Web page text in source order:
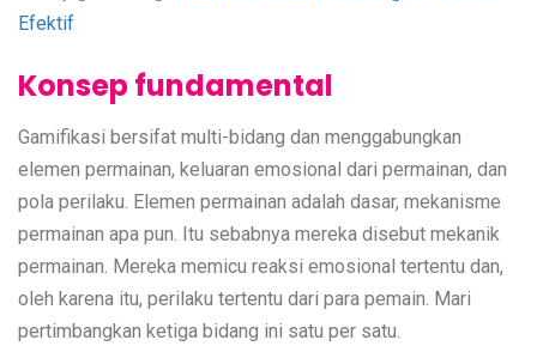
Efektif
Konsep fundamental
Gamifikasi bersifat multi-bidang dan menggabungkan
elemen permainan, keluaran emosional dari permainan, dan
pola perilaku. Elemen permainan adalah dasar, mekanisme
permainan apa pun. Itu sebabnya mereka disebut mekanik
permainan. Mereka memicu reaksi emosional tertentu dan,
oleh karena itu, perilaku tertentu dari para pemain. Mari
pertimbangkan ketiga bidang ini satu per satu.